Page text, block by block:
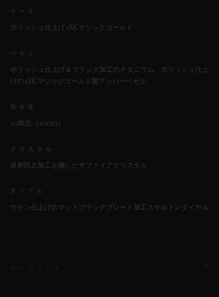
ケース
ポリッシュ仕上げ18Kマジックゴールド
ベゼル
ポリッシュ仕上げ＆ブラック加工のチタニウム、ポリッシュ仕上
げの18Kマジックゴールド製アッパーベゼル
防水性
10気圧（100m）
クリスタル
反射防止加工を施したサファイアクリスタル
ダイアル
サテン仕上げのマットブラックプレート加工スケルトンダイヤル